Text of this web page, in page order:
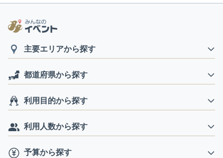
主要エリアから探す
都道府県から探す
利用目的から探す
利用人数から探す
予算から探す